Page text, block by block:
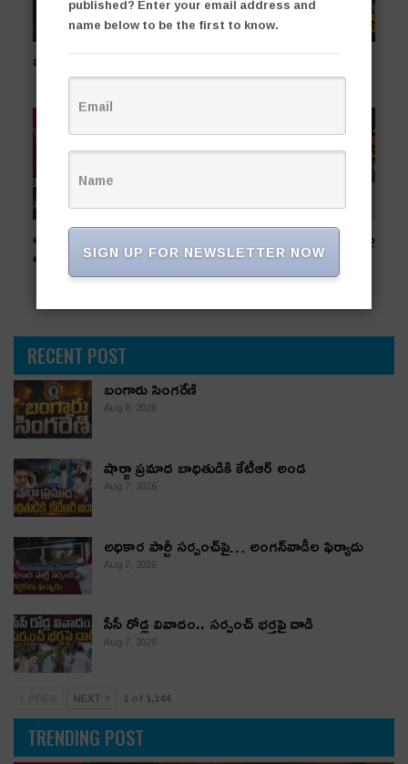
బంగారు సింగరేణి
అండ
అధికార పార్టీ స‌ర్పంచ్‌పై…
అంగ‌న్‌వాడీల ఫిర్యాదు
సీసీ రోడ్ల వివాదం.. స‌ర్పంచ్ భ‌ర్త‌పై
దాడి
RECENT POST
బంగారు సింగరేణి
Aug 8, 2026
షార్జా ప్రమాద బాధితుడికి కేటీఆర్ అండ
Aug 7, 2026
అధికార పార్టీ స‌ర్పంచ్‌పై… అంగ‌న్‌వాడీల ఫిర్యాదు
Aug 7, 2026
సీసీ రోడ్ల వివాదం.. స‌ర్పంచ్ భ‌ర్త‌పై దాడి
Aug 7, 2026
NEXT 1 of 1,144
TRENDING POST
published? Enter your email address and
name below to be the first to know.
SIGN UP FOR NEWSLETTER NOW